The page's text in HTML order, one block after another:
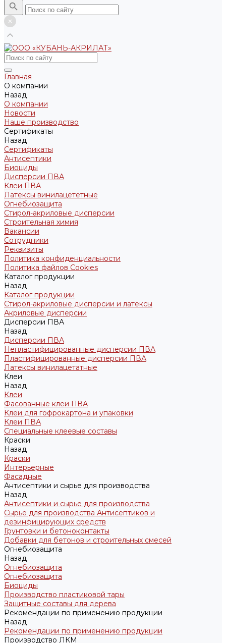
Главная
О компании
Назад
О компании
Новости
Наше производство
Сертификаты
Назад
Сертификаты
Антисептики
Биоциды
Дисперсии ПВА
Клеи ПВА
Латексы винилацететные
Огнебиозащита
Стирол-акриловые дисперсии
Строительная химия
Вакансии
Сотрудники
Реквизиты
Политика конфиденциальности
Политика файлов Cookies
Каталог продукции
Назад
Каталог продукции
Стирол-акриловые дисперсии и латексы
Акриловые дисперсии
Дисперсии ПВА
Назад
Дисперсии ПВА
Непластифицированные дисперсии ПВА
Пластифицированные дисперсии ПВА
Латексы винилацетатные
Клеи
Назад
Клеи
Фасованные клеи ПВА
Клеи для гофрокартона и упаковки
Клеи ПВА
Специальные клеевые составы
Краски
Назад
Краски
Интерьерные
Фасадные
Антисептики и сырье для производства
Назад
Антисептики и сырье для производства
Сырье для производства Антисептиков и
дезинфицирующих средств
Грунтовки и бетоноконтакты
Добавки для бетонов и строительных смесей
Огнебиозащита
Назад
Огнебиозащита
Огнебиозащита
Биоциды
Производство пластиковой тары
Защитные составы для дерева
Рекомендации по применению продукции
Назад
Рекомендации по применению продукции
Производство ЛКМ